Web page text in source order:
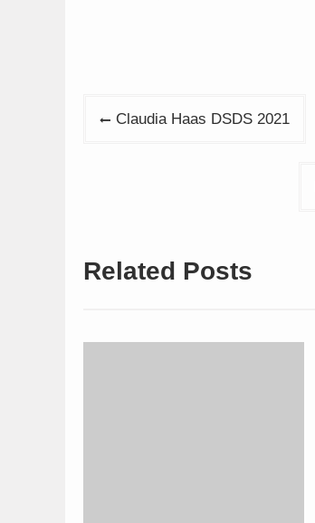
Beitragsnavigation
Claudia Haas DSDS 2021
Related Posts